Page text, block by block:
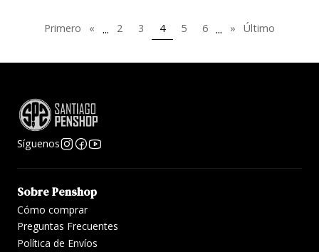
Primero « ... 2 3 4 5 6 ... » Último
Síguenos
Sobre Penshop
Cómo comprar
Preguntas Frecuentes
Política de Envíos